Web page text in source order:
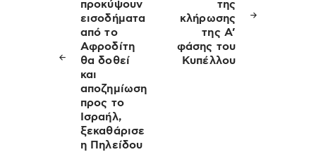
προκύψουν
εισοδήματα
από το
Αφροδίτη
θα δοθεί
και
αποζημίωση
προς το
Ισραήλ,
ξεκαθάρισε
η Πηλείδου
της
κλήρωσης
της Α’
φάσης του
Κυπέλλου